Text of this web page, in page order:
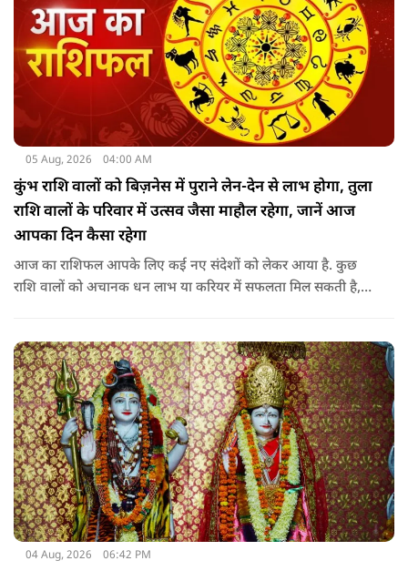
05 Aug, 2026 04:00 AM
कुंभ राशि वालों को बिज़नेस में पुराने लेन-देन से लाभ होगा, तुला
राशि वालों के परिवार में उत्सव जैसा माहौल रहेगा, जानें आज
आपका दिन कैसा रहेगा
आज का राशिफल आपके लिए कई नए संदेशों को लेकर आया है. कुछ
राशि वालों को अचानक धन लाभ या करियर में सफलता मिल सकती है,
सकता है.
04 Aug, 2026 06:42 PM